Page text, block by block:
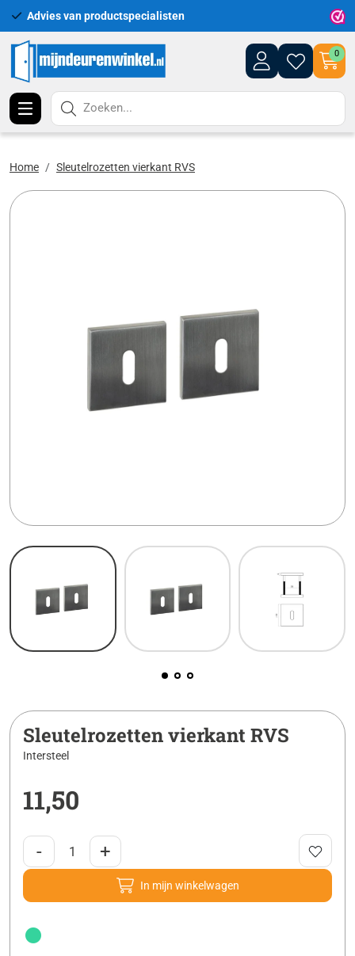
Advies van productspecialisten
0
Zoeken...
Home Sleutelrozetten vierkant RVS
Sleutelrozetten vierkant RVS
Intersteel
11,50
- +
In mijn winkelwagen